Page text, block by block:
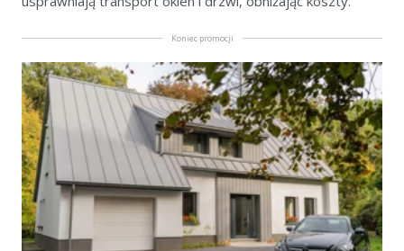
Koniec promocji